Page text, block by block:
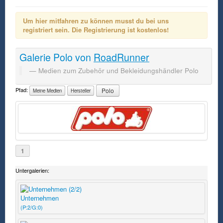
Um hier mitfahren zu können musst du bei uns
registriert sein. Die Registrierung ist kostenlos!
Galerie Polo von RoadRunner
Medien zum Zubehör und Bekleidungshändler Polo
Pfad: Meine Medien Hersteller Polo
1
Untergalerien:
Unternehmen
(P:2/G:0)